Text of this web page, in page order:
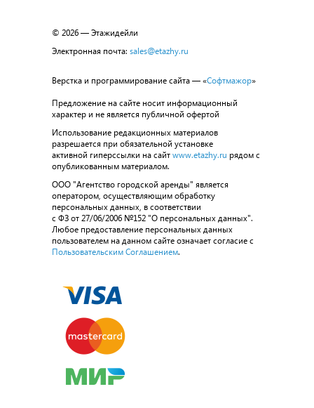
© 2026 — Этажидейли
Электронная почта: sales@etazhy.ru
Верстка и программирование сайта — «Софтмажор»
Предложение на сайте носит информационный
характер и не является публичной офертой
Использование редакционных материалов
разрешается при обязательной установке
активной гиперссылки на сайт www.etazhy.ru рядом с
опубликованным материалом.
ООО "Агентство городской аренды" является
оператором, осуществляющим обработку
персональных данных, в соответствии
с ФЗ от 27/06/2006 №152 "О персональных данных".
Любое предоставление персональных данных
пользователем на данном сайте означает согласие с
Пользовательским Соглашением.